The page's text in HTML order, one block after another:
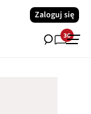
Zaloguj się
36